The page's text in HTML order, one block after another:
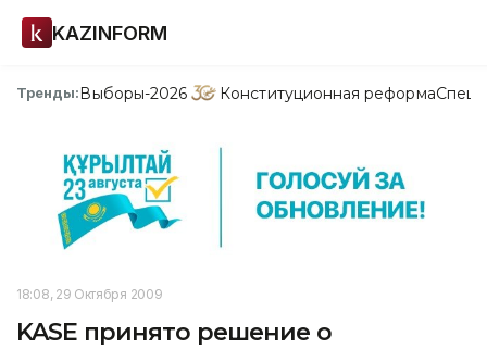
KAZINFORM
Тренды:Выборы-2026 Конституционная реформа
18:08, 29 Октября 2009
KASE принято решение о